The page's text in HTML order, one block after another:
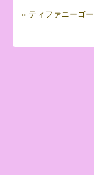
« ティファニーゴ